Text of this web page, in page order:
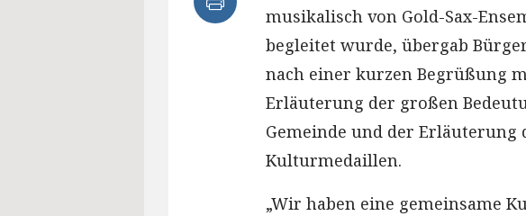
musikalisch von Gold-Sax-
begleitet wurde, übergab
nach einer kurzen Begrüßung
Erläuterung der großen
Gemeinde und der Erläuterung
Kulturmedaillen.
„Wir haben eine gemeinsame